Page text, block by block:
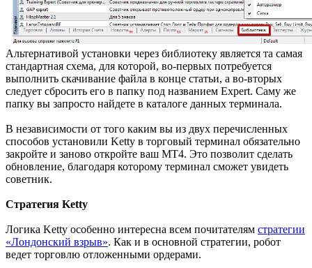
Альтернативой установки через библиотеку является та самая
стандартная схема, для которой, во-первых потребуется
выполнить скачивание файла в конце статьи, а во-вторых
следует сбросить его в папку под названием Expert. Саму же
папку вы запросто найдете в каталоге данных терминала.
В независимости от того каким вы из двух перечисленных
способов установили Ketty в торговый терминал обязательно
закройте и заново откройте ваш МТ4. Это позволит сделать
обновление, благодаря которому терминал сможет увидеть
советник.
Стратегия Ketty
Логика Ketty особенно интересна всем почитателям стратегии
«Лондонский взрыв». Как и в основной стратегии, робот
ведет торговлю отложенными ордерами.